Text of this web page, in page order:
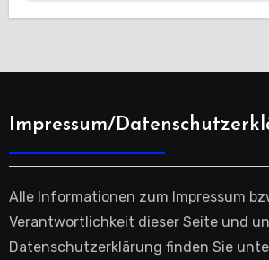
Impressum/
Alle Informationen zum Impressum
Verantwortlichkeit dieser Seite und
Datenschutzerklärung finden Sie